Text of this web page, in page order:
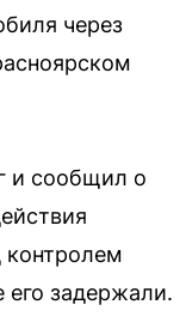
через
и сообщил о
контролем
его задержали.